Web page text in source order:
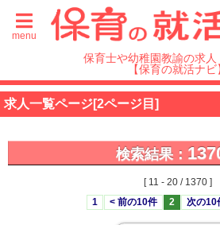
menu
保育士や幼稚園教諭の求人
【保育の就活ナビ
求人一覧ページ[2ページ目]
検索結果：
[ 11 - 20 / 1370 ]
1
< 前の10件 2 次の10